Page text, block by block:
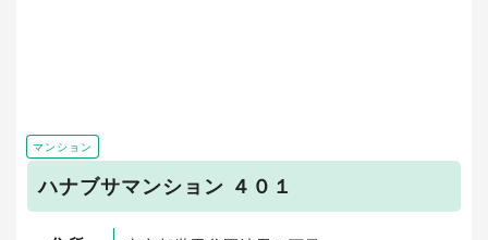
マンション
ハナブサマンション ４０１